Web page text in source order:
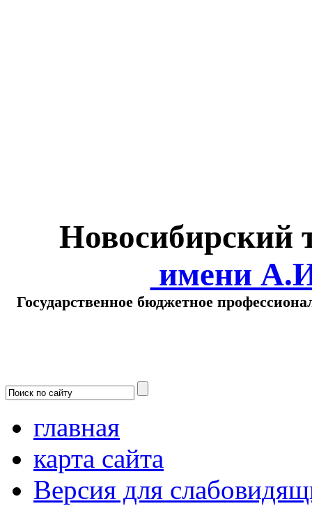
Новосибирский
имени
Государственное бюджетное
главная
карта сайта
Версия для